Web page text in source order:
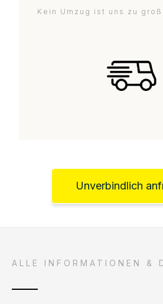
Kein Umzug ist uns zu
Unverbindlich
ALLE INFORMATIONEN &